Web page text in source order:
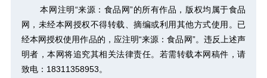
本网注明“来源：食品网”的所有作品，版权均属于食品
网，未经本网授权不得转载、摘编或利用其他方式使用。已
经本网授权使用作品的，应注明“来源：食品网”。违反上述声
明者，本网将追究其相关法律责任。若需转载本网稿件，请
致电：18311358953。